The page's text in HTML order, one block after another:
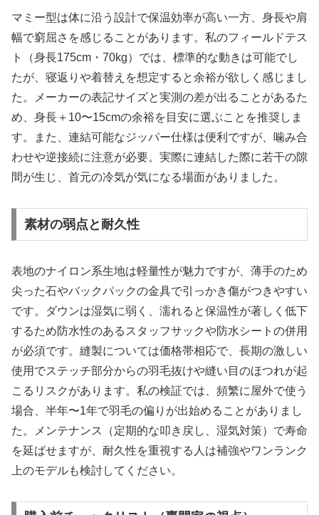
マミー型は体に沿う設計で保温効率が高い一方、身長や肩
幅で窮屈さを感じることがあります。私のフィールドテス
ト（身長175cm・70kg）では、標準的な動きは可能でし
たが、寝返りや着替えを想定すると余裕が欲しく感じまし
た。メーカーの表記サイズと実測の差が出ることがあるた
め、身長＋10〜15cmの余裕を目安に選ぶことを推奨しま
す。また、連結可能なジッパー仕様は便利ですが、噛み合
わせや逆接続に注意が必要。実際に連結した際に若干の隙
間が生じ、首元の冷気が気になる場面がありました。
素材の弱点と耐久性
表地のナイロン系生地は軽量性が魅力ですが、薄手のため
尖った石やバックパックの金具で引っかき傷がつきやすい
です。ダウンは湿気に弱く、濡れると保温性が著しく低下
するため防水性のあるスタッフサックや防水シートの併用
が必須です。縫製については価格帯相応で、長期の激しい
使用でステッチ部分からの羽毛抜けや縫い目のほつれが起
こるリスクがあります。私の検証では、頻繁に屋外で使う
場合、半年〜1年で羽毛の偏りが出始めることがありまし
た。メンテナンス（定期的な叩き戻し、湿気対策）で寿命
を延ばせますが、耐久性を重視する人は補強やワンランク
上のモデルも検討してください。